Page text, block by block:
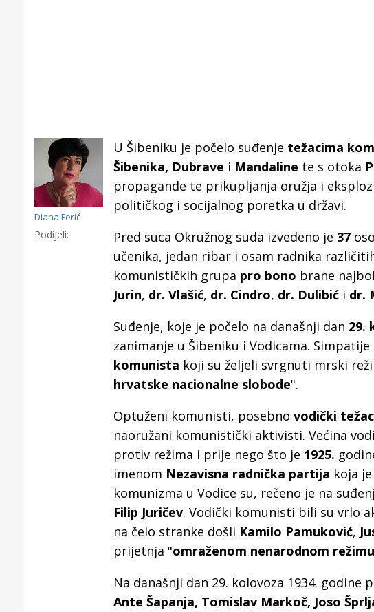
Diana Ferić
Podijeli:
U Šibeniku je počelo suđenje težacima
Šibenika, Dubrave i Mandaline te s otoka
propagande te prikupljanja oružja i
političkog i socijalnog poretka u državi.
Pred suca Okružnog suda izvedeno je 37
učenika, jedan ribar i osam radnika
komunističkih grupa pro bono brane
Jurin, dr. Vlašić, dr. Cindro, dr. Dulibići dr.
Suđenje, koje je počelo na današnji dan 29.
zanimanje u Šibeniku i Vodicama.
komunista koji su željeli svrgnuti mrski
hrvatske nacionalne slobode".
Optuženi komunisti, posebno vodički
naoružani komunistički aktivisti. Većina
protiv režima i prije nego što je 1925.
imenom Nezavisna radnička partija koja
komunizma u Vodice su, rečeno je na
Filip Juričev. Vodički komunisti bili su vrlo
na čelo stranke došli Kamilo Pamuković,
prijetnja "omraženom nenarodnom
Na današnji dan 29. kolovoza 1934.
Ante Šapanja, Tomislav Markoč, Joso
Gornji tok Krke iz
Otkrijte hostel
Puljanima